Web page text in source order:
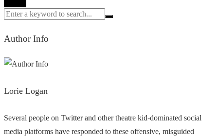
Author Info
Lorie Logan
Several people on Twitter and other theatre kid-dominated social
media platforms have responded to these offensive, misguided